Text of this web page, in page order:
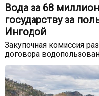
Вода за 68
государству за
Ингодой
Закупочная комиссия
договора